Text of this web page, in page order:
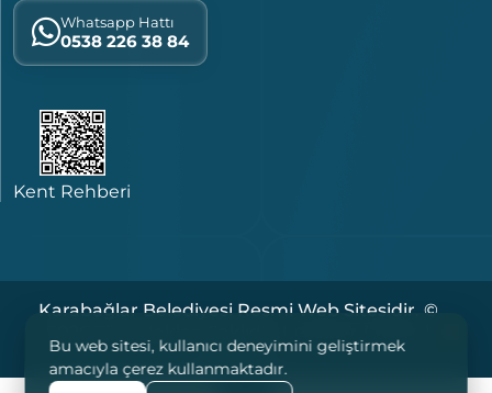
Whatsapp Hattı
0538 226 38 84
Kent Rehberi
Karabağlar Belediyesi Resmi Web Sitesidir. ©
Yasal Notlar
Bu web sitesi, kullanıcı deneyimini geliştirmek
amacıyla çerez kullanmaktadır.